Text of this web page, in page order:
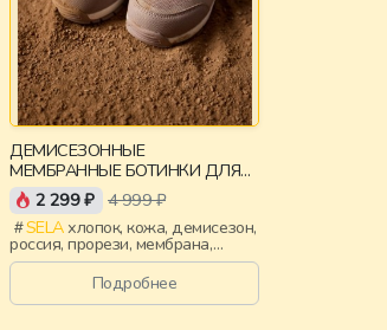
ДЕМИСЕЗОННЫЕ
МЕМБРАННЫЕ БОТИНКИ ДЛЯ
ДЕВОЧЕК
2 299 ₽ 4 999 ₽
SELAхлопок, кожа, демисезон,
россия, прорези, мембрана,
девочки, дети
Подробнее